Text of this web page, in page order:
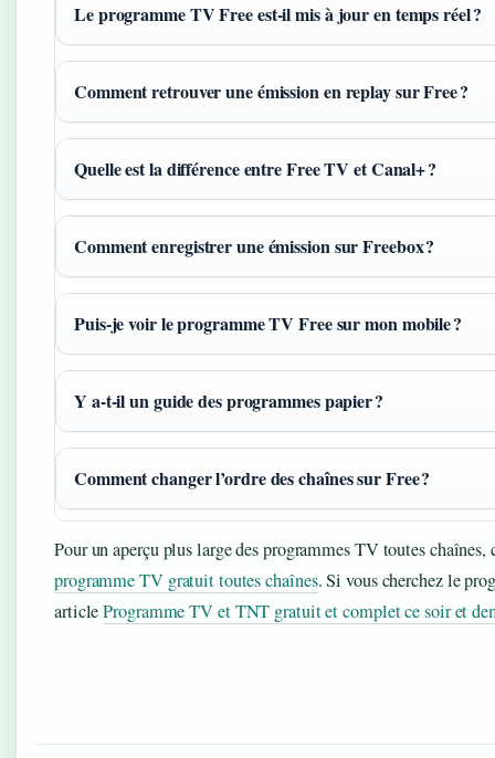
Le programme TV Free est-il mis à jour en temps réel ?
Comment retrouver une émission en replay sur Free ?
Quelle est la différence entre Free TV et Canal+ ?
Comment enregistrer une émission sur Freebox ?
Puis-je voir le programme TV Free sur mon mobile ?
Y a-t-il un guide des programmes papier ?
Comment changer l’ordre des chaînes sur Free ?
Pour un aperçu plus large des programmes TV toutes
programme TV gratuit toutes chaînes. Si vous cherchez le
articleProgramme TV et TNT gratuit et complet ce soir et